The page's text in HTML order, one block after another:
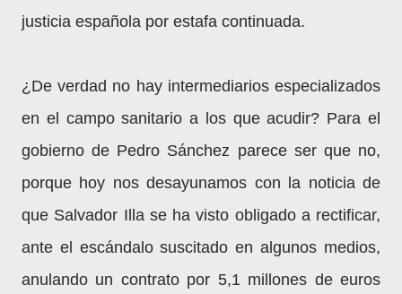
justicia española por estafa continuada.
¿De verdad no hay intermediarios especializados
en el campo sanitario a los que acudir? Para el
gobierno de Pedro Sánchez parece ser que no,
porque hoy nos desayunamos con la noticia de
que Salvador Illa se ha visto obligado a rectificar,
ante el escándalo suscitado en algunos medios,
anulando un contrato por 5,1 millones de euros